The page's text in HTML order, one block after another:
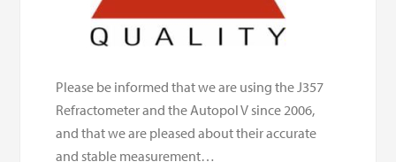
Please be informed that we are using the J357
Refractometer and the Autopol V since 2006,
and that we are pleased about their accurate
and stable measurement…